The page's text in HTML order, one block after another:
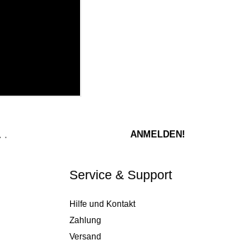
Service & Support
Hilfe und Kontakt
Zahlung
Versand